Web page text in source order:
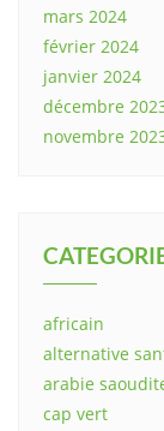
mars 2024
février 2024
janvier 2024
décembre
novembre
africain
alternative
arabie
cap vert